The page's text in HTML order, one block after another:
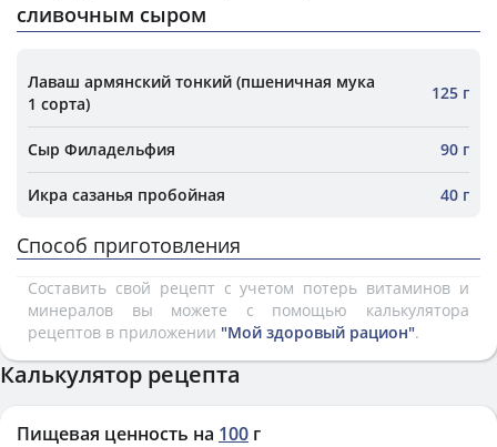
сливочным сыром
Лаваш армянский тонкий (пшеничная мука
1 сорта)
125 г
Сыр Филадельфия 90 г
Икра сазанья пробойная 40 г
Способ приготовления
Составить свой рецепт с учетом потерь витаминов и
минералов вы можете с помощью калькулятора
рецептов в приложении "Мой здоровый рацион".
Калькулятор рецепта
Пищевая ценность на 100 г